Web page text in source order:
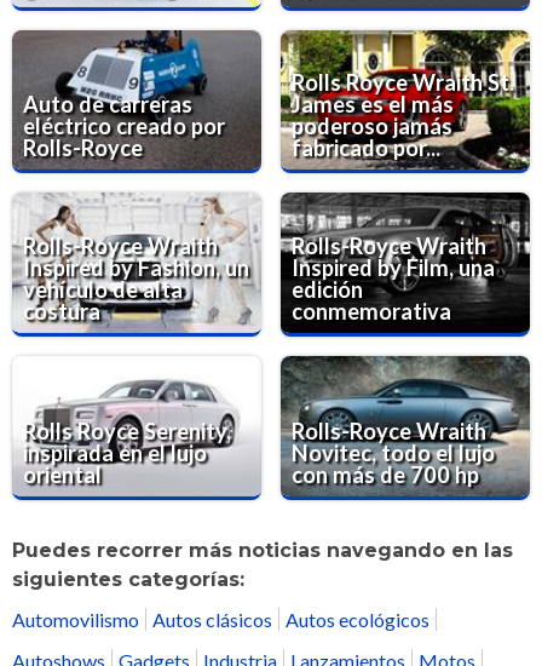
Auto de carreras
eléctrico creado por
Rolls-Royce
Rolls Royce Wraith St.
James es el más
poderoso jamás
fabricado por...
Rolls-Royce Wraith
Inspired by Fashion, un
vehículo de alta
costura
Rolls-Royce Wraith
Inspired by Film, una
edición
conmemorativa
Rolls Royce Serenity,
inspirada en el lujo
oriental
Rolls-Royce Wraith
Novitec, todo el lujo
con más de 700 hp
Puedes recorrer más noticias navegando en las
siguientes categorías:
Automovilismo Autos clásicos
Autos ecológicos
Autoshows
Gadgets Industria Lanzamientos
Motos